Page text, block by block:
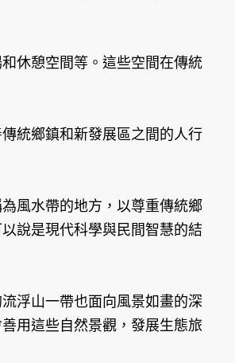
休憩空間等。這些空間在傳統
統鄉鎮和新發展區之間的人行
風水帶的地方，以尊重傳統鄉
說是現代科學與民間智慧的結
浮山一帶也面向風景如畫的深
用這些自然景觀，發展生態旅